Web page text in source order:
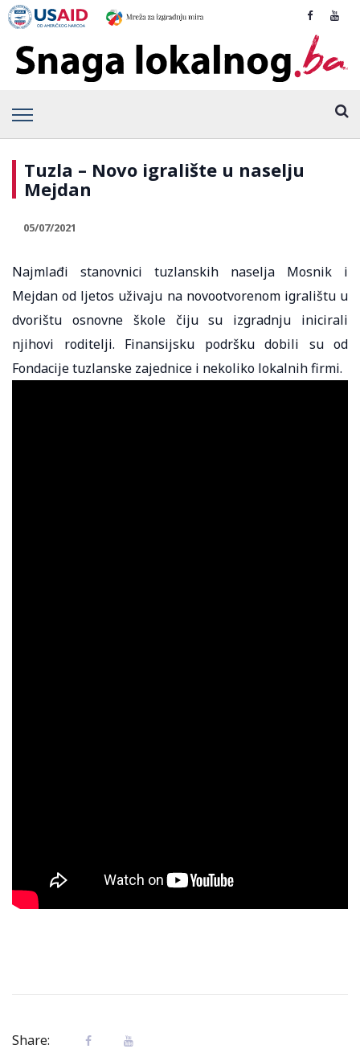
Tuzla – Novo igralište u naselju
Mejdan
05/07/2021
Najmlađi stanovnici tuzlanskih naselja Mosnik i
Mejdan od ljetos uživaju na novootvorenom igralištu u
dvorištu osnovne škole čiju su izgradnju inicirali
njihovi roditelji. Finansijsku podršku dobili su od
Fondacije tuzlanske zajednice i nekoliko lokalnih firmi.
Share: